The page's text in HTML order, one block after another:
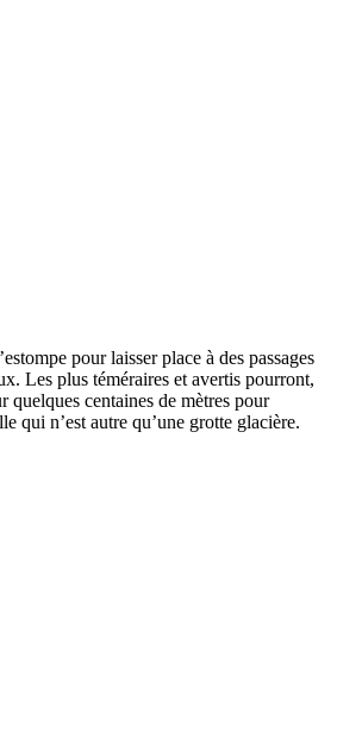
pour laisser place à des passages
Les plus téméraires et avertis pourront,
quelques centaines de mètres pour
qui n’est autre qu’une grotte glacière.